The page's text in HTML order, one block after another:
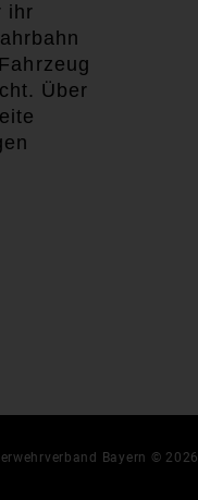
ihr
Über
Bayern © 2026